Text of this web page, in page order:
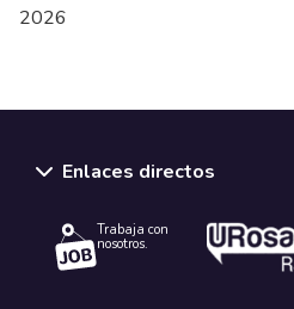
2026
Enlaces directos
Trabaja con
nosotros.